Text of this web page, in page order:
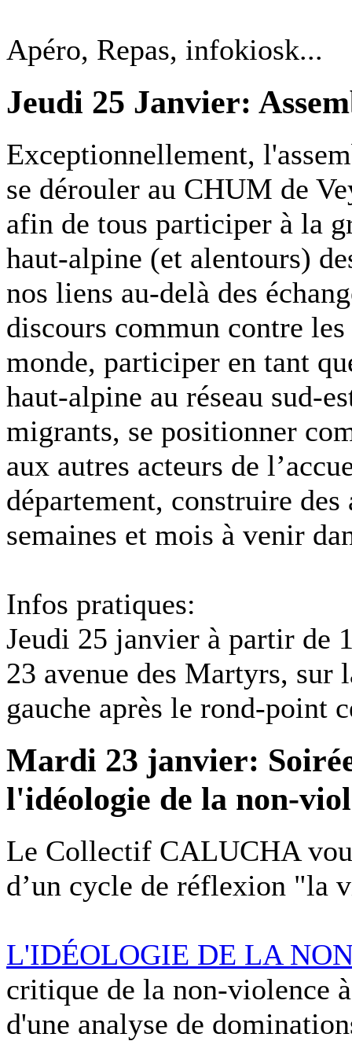
Apéro, Repas, infokiosk...
Jeudi 25 Janvier:
Exceptionnellement,
se dérouler au CHUM de
afin de tous participer à la
haut-alpine (et alentours)
nos liens au-delà des
discours commun contre
monde, participer en tant
haut-alpine au réseau sud-
migrants, se positionner
aux autres acteurs de
département, construire
semaines et mois à venir
Infos pratiques:
Jeudi 25 janvier à partir de
23 avenue des Martyrs, sur
gauche après le rond-point
Mardi 23 janvier:
l'idéologie de la non-
Le Collectif CALUCHA
d’un cycle de réflexion "la
L'IDÉOLOGIE DE LA
critique de la non-violence
d'une analyse de